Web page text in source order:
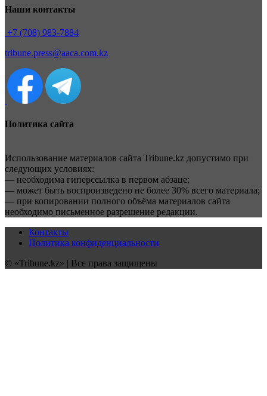
Наши контакты
+7 (708) 983-7884
tribune.press@aaca.com.kz
Политика сайта
Использование материалов сайта Tribune.kz допустимо при
следующих условиях:
— необходима гиперссылка в первом абзаце;
— может быть воспроизведено не более 30% всего материала;
— при копировании полного объёма материалов сайта
необходимо письменное разрешение редакции.
Контакты
Политика конфиденциальности
© «Tribune.kz» | Все права защищены